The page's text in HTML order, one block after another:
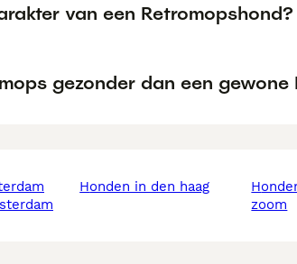
van een Retromopshond?
gezonder dan een gewone
honden in den haag
honden in bergen op
zoom